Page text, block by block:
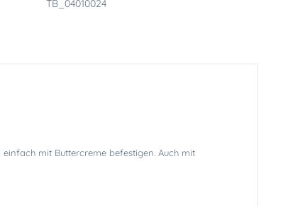
TB_04010024
mit Buttercreme befestigen. Auch mit